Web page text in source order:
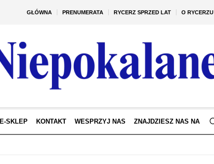
GŁÓWNA PRENUMERATA RYCERZ SPRZED LAT O RYCERZU
E-SKLEP KONTAKT WESPRZYJ NAS ZNAJDZIESZ NAS NA